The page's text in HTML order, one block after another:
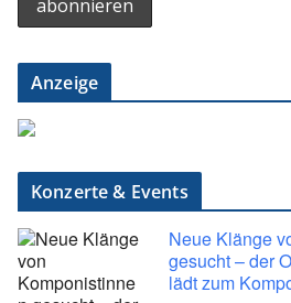
Anzeige
Konzerte & Events
Neue Klänge
gesucht – der
lädt zum